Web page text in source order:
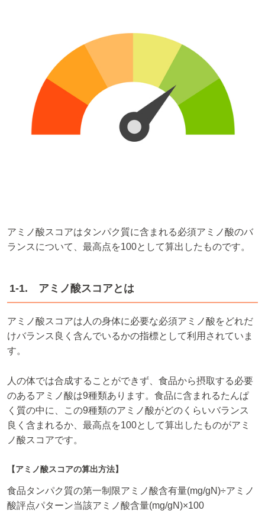
アミノ酸スコアはタンパク質に含まれる必須アミノ酸のバ
ランスについて、最高点を100として算出したものです。
1-1. アミノ酸スコアとは
アミノ酸スコアは人の身体に必要な必須アミノ酸をどれだ
けバランス良く含んでいるかの指標として利用されていま
す。
人の体では合成することができず、食品から摂取する必要
のあるアミノ酸は9種類あります。食品に含まれるたんぱ
く質の中に、この9種類のアミノ酸がどのくらいバランス
良く含まれるか、最高点を100として算出したものがアミ
ノ酸スコアです。
【アミノ酸スコアの算出方法】
食品タンパク質の第一制限アミノ酸含有量(mg/gN)÷アミノ
酸評点パターン当該アミノ酸含量(mg/gN)×100